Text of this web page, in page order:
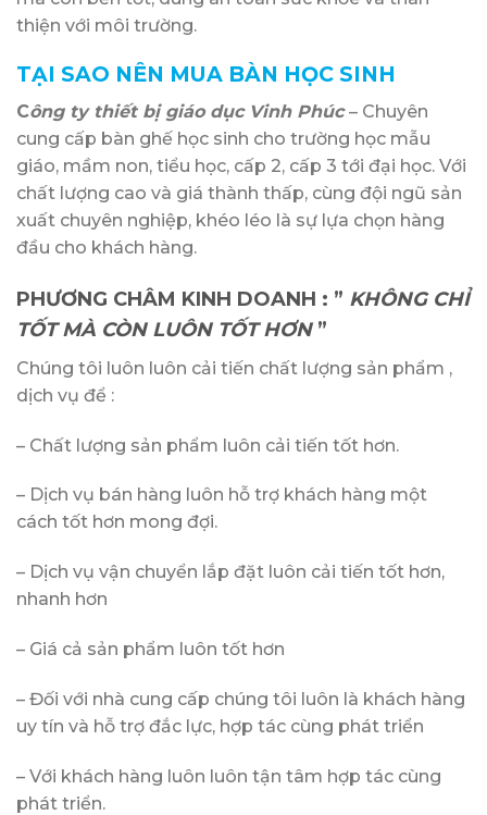
thiện với môi trường.
TẠI SAO NÊN MUA BÀN HỌC SINH
Công ty thiết bị giáo dục Vinh Phúc– Chuyên
cung cấp bàn ghế học sinh cho trường học mẫu
giáo, mầm non, tiểu học, cấp 2, cấp 3 tới đại học. Với
chất lượng cao và giá thành thấp, cùng đội ngũ sản
xuất chuyên nghiệp, khéo léo là sự lựa chọn hàng
đầu cho khách hàng.
PHƯƠNG CHÂM KINH DOANH : ” KHÔNG CHỈ
TỐT MÀ CÒN LUÔN TỐT HƠN”
Chúng tôi luôn luôn cải tiến chất lượng sản phẩm ,
dịch vụ để :
– Chất lượng sản phẩm luôn cải tiến tốt hơn.
– Dịch vụ bán hàng luôn hỗ trợ khách hàng một
cách tốt hơn mong đợi.
– Dịch vụ vận chuyển lắp đặt luôn cải tiến tốt hơn,
nhanh hơn
– Giá cả sản phẩm luôn tốt hơn
– Đối với nhà cung cấp chúng tôi luôn là khách hàng
uy tín và hỗ trợ đắc lực, hợp tác cùng phát triển
– Với khách hàng luôn luôn tận tâm hợp tác cùng
phát triển.